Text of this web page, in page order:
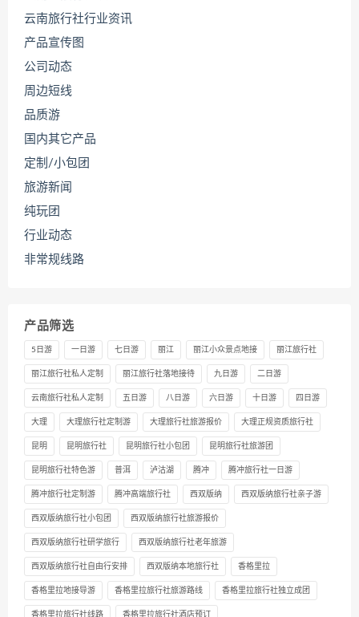
云南旅行社行业资讯
产品宣传图
公司动态
周边短线
品质游
国内其它产品
定制/小包团
旅游新闻
纯玩团
行业动态
非常规线路
产品筛选
5日游 一日游 七日游 丽江 丽江小众景点地接 丽江旅行社
丽江旅行社私人定制 丽江旅行社落地接待 九日游 二日游
云南旅行社私人定制 五日游 八日游 六日游 十日游 四日游
大理 大理旅行社定制游 大理旅行社旅游报价 大理正规资质旅行社
昆明 昆明旅行社 昆明旅行社小包团 昆明旅行社旅游团
昆明旅行社特色游 普洱 泸沽湖 腾冲 腾冲旅行社一日游
腾冲旅行社定制游 腾冲高端旅行社 西双版纳 西双版纳旅行社亲子游
西双版纳旅行社小包团 西双版纳旅行社旅游报价
西双版纳旅行社研学旅行 西双版纳旅行社老年旅游
西双版纳旅行社自由行安排 西双版纳本地旅行社 香格里拉
香格里拉地接导游 香格里拉旅行社旅游路线 香格里拉旅行社独立成团
香格里拉旅行社线路 香格里拉旅行社酒店预订